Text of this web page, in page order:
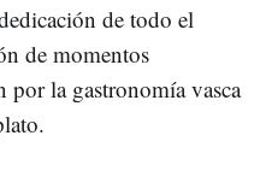
de todo el
de momentos
la gastronomía vasca